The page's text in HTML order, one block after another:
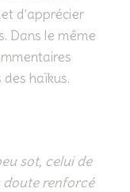
d’apprécier
Dans le même
haïkus.
sot, celui de
doute renforcé